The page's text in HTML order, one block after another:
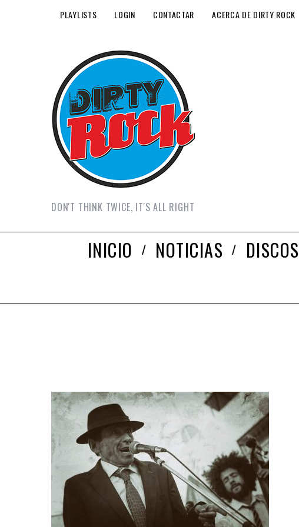
PLAYLISTS LOGIN CONTACTAR ACERCA DE DIRTY ROCK
DON'T THINK TWICE, IT'S ALL RIGHT
INICIO NOTICIAS DISCOS